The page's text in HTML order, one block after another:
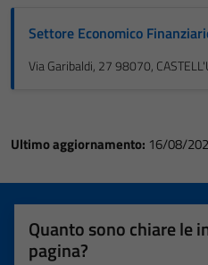
Settore Economico
Via Garibaldi, 27 98070,
Ultimo aggiornamento: 16/08/
Quanto sono chiare le
pagina?